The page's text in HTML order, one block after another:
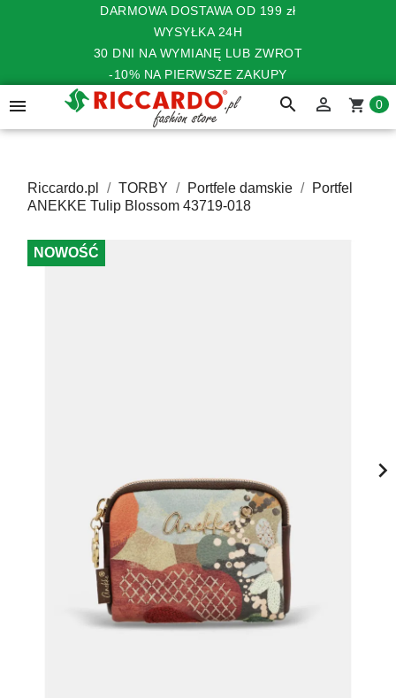
DARMOWA DOSTAWA OD 199 zł
WYSYŁKA 24H
30 DNI NA WYMIANĘ LUB ZWROT
-10% NA PIERWSZE ZAKUPY
 search  shopping_cart 0
Riccardo.pl TORBY Portfele damskie
Portfel
ANEKKE Tulip Blossom 43719-018
NOWOŚĆ
